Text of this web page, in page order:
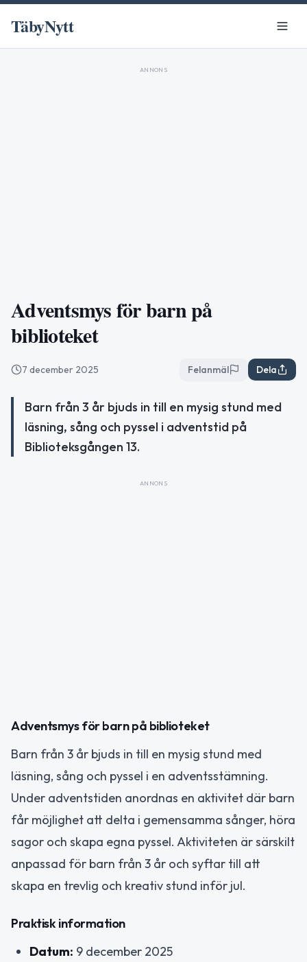
TäbyNytt
ANNONS
Adventsmys för barn på
biblioteket
7 december 2025 Felanmäl Dela
Barn från 3 år bjuds in till en mysig stund med
läsning, sång och pyssel i adventstid på
Biblioteksgången 13.
ANNONS
Adventsmys för barn på biblioteket
Barn från 3 år bjuds in till en mysig stund med
läsning, sång och pyssel i en adventsstämning.
Under adventstiden anordnas en aktivitet där barn
får möjlighet att delta i gemensamma sånger, höra
sagor och skapa egna pyssel. Aktiviteten är särskilt
anpassad för barn från 3 år och syftar till att
skapa en trevlig och kreativ stund inför jul.
Praktisk information
Datum: 9 december 2025